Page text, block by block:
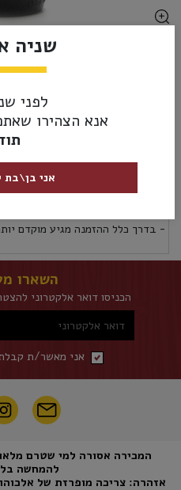
מק”ט:5704255119160
- בדרך כלל ההזמנה מגיע מוקדם
השארו
הכניסו דואר אלקטרוני
דואר אלקטרוני
אני מאשר/ת קבלת
להמחשה
אזהרה: צריכה מופרזת של
שניה
לפני
אנא הצהירו
אני בן\בת